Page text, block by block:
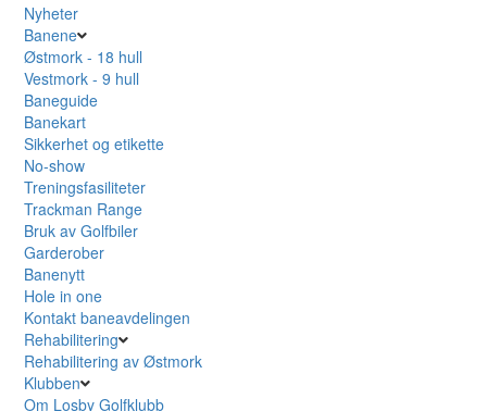
Nyheter
Banene
Østmork - 18 hull
Vestmork - 9 hull
Baneguide
Banekart
Sikkerhet og etikette
No-show
Treningsfasiliteter
Trackman Range
Bruk av Golfbiler
Garderober
Banenytt
Hole in one
Kontakt baneavdelingen
Rehabilitering
Rehabilitering av Østmork
Klubben
Om Losby Golfklubb